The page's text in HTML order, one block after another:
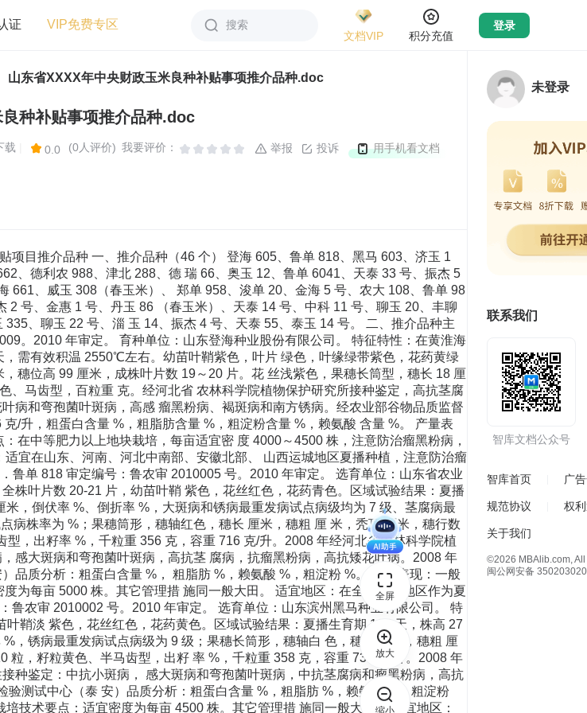
证 VIP免费专区
搜索
文档VIP
积分充值
登录
山东省XXXX年中央财政玉米良种补贴事项推介品种.doc
种补贴事项推介品种.doc
载 0.0 (0人评价) 我要评价： 投诉
举报 用手机看文档
公司。 特征特性：株型紧凑，全株叶片数 22 片，幼苗叶鞘绿 色，花丝浅红色，花药黄色。区域试验结果：夏播生育期 105 天，株高 260 厘米，穗位 107 厘米，倒伏率 %、倒折率 %，锈病最重发病试点发病病级为 7 级。果穗筒形，穗 长 厘米，穗粗 厘米，秃顶 厘米，穗行数平均 行，穗粒数 533 粒，白轴，黄粒、半马齿型，出籽率 %，千粒重 330 克，容重 731 克/升。2008 年经河北省 农林科学院植物保护研究所抗病性接种鉴定：感小斑病、大 斑病和弯孢菌叶斑病，中抗茎腐病和瘤黑粉病，高抗矮花叶 病。2008 年经农业部谷物品质监督检验测试中心（泰安） 品质分析：粗蛋白含量 %，粗脂肪 %，赖氨酸 %，粗淀粉 %。 产量表现：一般亩产 650 公斤左右。 栽培技术要点：适宜密度为每亩 4500 株，其它管理措 施同一般大田。 适宜地区：在全省适宜地区作为夏玉米品种推广利用。 12. 津北 288 审定编号：鲁农审 2009004 号。2009 年审定。 引种单位：泰安市五岳泰山种业有限公司从辽宁省北票 市兴业玉米高新技术研究所引进。 特征特性：株型紧凑，全株叶片数 19-20 片，幼苗叶鞘 紫色，花丝粉红色，花药黄色。区域试验结果：夏播生育 期 102 天，株高 255 厘米，穗位 111 厘米，倒伏率 %、 倒折率 %，粗缩病最重发病试点发病率为 %。果穗 长筒形，穗长 厘米，穗粗 厘米，秃顶 厘米，穗 行数平均 行，穗粒数 493 粒，白轴，黄粒、半马齿型， 出籽率 %，千粒重 301 克，容重 701 克/升。2006 年经 河北省农林科学院植物保护研究所抗病性接种鉴定：中抗小 斑病，抗大斑病，感弯孢菌叶斑病，高抗茎腐病和瘤黑粉病， 感矮花叶病。2006 年经农业部谷物品质监督检验测试中心 （泰安）品质分析：粗蛋白含量 %，粗脂肪 %，赖氨 酸 %，粗淀粉 %。 产量表现：一般亩产 600 公斤左右。 栽培技术要点：适宜密度为每亩 4000-4500 株，其它管 理措施同一般大田。 适宜地区：在全省适宜地区作为夏玉米品种推广利用。 13. 德瑞 66 审定编号：鲁农审 2009005 号。2009 年审定。 育种单位：临沂市金大庆种业有限公司。 特征特性：株型紧凑，全株叶片数 19-20 片，幼苗叶鞘 淡紫色，花丝粉红色，花药黄色。区域试验结果：夏播生育 期 104 天，株高 272 厘米，穗位 121 厘米，倒伏率 %、 倒折率 %，小斑病最重发病试点发病病级为 7 级。果穗 筒形，穗长 厘米，穗粗 厘米，秃顶 厘米，穗行 数平均 行，穗粒数 575 粒，白轴，黄粒、半硬粒型， 出籽率 %，千粒重 297 克，容重 720 克/升。2006 年经 河北省农林科学院植物保护研究所抗病性接种鉴定：高感小 斑病，抗大斑病，高感弯孢菌叶斑病，中抗茎腐病，抗瘤黑 粉病，中抗矮花叶病。2006 年经农业部谷物品质监督检验 测试中心（泰安）品质分析：粗蛋白含量 %，粗脂肪 %，赖氨酸 %，粗淀粉 %。 产量表现：一般亩产 600 公斤左右。 栽培技术要点：适宜密度为每亩 4500 株，其它管理措 施同一般大田。 适宜地区：在全省适宜地区作为夏玉米品种推广利用。 在小斑病和弯孢菌叶斑病重发区慎用。 14.奥玉 12 审定编号：鲁农审 2009006 号。2009 年审定。 育种单位：北京奥瑞金种业股份有限公司。 特征特性：株型紧凑，全株叶片数 22 片，幼苗叶鞘浅 紫色，花丝绿色，花药浅紫色。区域试验结果：夏播生育 期 102 天，株高 258 厘米，穗位 113 厘米，倒伏率 %、 倒折率 %。果穗长筒形，穗长 厘米，穗粗 厘米， 秃顶 厘米，穗行数平均 行，穗粒数 494 粒，白轴， 黄粒、马齿型，出籽率 %，千粒重 362 克，容重 740 克 /升。2006 年经河北省农林科学院植物保护研究所抗病性接 种鉴定：中抗小斑病和大斑病，感弯孢菌叶斑病,中抗茎腐 病，抗瘤黑粉病和矮花叶病。2006 年经农业部谷物品质监 督检验测试中心（泰安）品质分析：粗蛋白含量 %，粗 脂肪 %，赖氨酸 %，粗淀粉 %。 产量表现：一般亩产 600 公斤左右。 栽培技术要点：适宜密度为每亩 4000 株，其它管理措 施同一般大田。 适宜地区：在全省适宜地区作为夏玉米品种推广利用。 15.鲁单 6041 审定编号：鲁农审 2009007 号。2009 年审定。 育种单位：山东省农业科学院玉米研究所。 特征特性：株型紧凑，全株叶片数 21-22 片，幼苗叶鞘 红色，花丝红色，花药红色。区域试验结果：夏播生育期 104 天，株高 291 厘米，穗位 122 厘米，倒伏率 %、倒折率 %，小斑病最重发病试点发病病级为 7 级、茎腐病最重发 病试点发病率为 %。果穗筒形，穗长 厘米，穗粗 厘米，秃顶 厘米，穗行数平均 行，穗粒数 536 粒，白轴，黄粒、半硬粒型，出籽率 %，千粒重 335 克， 容重 749 克/升。2006 年经河北省农林科学院植物保护研究 所抗病性接种鉴定：感小斑病，中抗大斑病，高感弯孢菌叶 斑病，中抗茎腐病，感瘤黑粉病和矮花叶病。2006 年经农 业部谷物品质监督检验测试中心（泰安）品质分析：粗蛋白 含量 %，粗脂肪 %，赖氨酸 %，粗淀粉 %。 产量表现：一般亩产 600 公斤左右。 栽培技术要点：适宜密度为每亩 4000 株，其它管理措 施同一般大田。 适宜地区：在全省适宜地区作为夏玉米品种推广利用。 在弯孢菌叶斑病和茎腐病重发区慎用。 17.振杰 5 号 审定编号：鲁农审 2009009 号。2009 年审定。 育种单位：聊城市华丰玉米育种研究所。 特征特性：株型半紧凑，全株叶片数 20-21 片，幼苗叶 鞘紫色，花丝浅红色，花药淡黄色。区域试验结果：夏播生 育期 104 天，株高 269 厘米，穗位 105 厘米，倒伏率 %、 倒折率 %。果穗筒形，穗长 厘米，穗粗 厘米， 秃顶 厘米，穗行数平均 行，穗粒数 542 粒，白轴， 黄白粒、半马齿型，出籽率 %，千粒重 344 克，容重 712 克/升。2006 年经河北省农林科学院植物保护研究所抗病性 接种鉴定：中抗小斑病，抗大斑病和弯孢菌叶斑病，中抗茎 腐病，抗瘤黑粉病和矮花叶病。2006 年经农业部谷物品质 监督检验测试中心（泰安）品质分析：粗蛋白含量 %， 粗脂肪 %，赖氨酸 %，粗淀粉 %。粗淀粉含量 达到高淀粉玉米 2 级标准。 产量表现：一般亩产 600 公斤左右。 栽培技术要点：适宜密度为每亩 4000-4500 株，其它管 理措施同一般大田。 适宜地区：建议常委会审定，在全省适宜地区作为夏玉 米品种推广利用。 18. 德玉四号 审定编号：鲁农审 2009010 号。2009 年审定。 育种单位：德州市种业公司。 特征特性：株型紧凑，全株叶片数 19-20 片，幼苗叶鞘 紫色，花丝粉红色，花药黄色。区域试验结果：夏播生育 期 101 天，株高 252 厘米，穗位 112 厘米，倒伏率 %、 倒折率 %，锈病最重发病试点发病病级为 7 级。果穗筒 形，穗长 厘米，穗粗 厘米，秃顶 厘米，穗行数 平均 行，穗粒数 550 粒，白轴，红粒、半马齿型，出 籽率 %，千粒重 298 克，容重 730 克/升。2006 年经河 北省农林科学院植物保护研究所抗病性接种鉴定：中抗小斑 病，抗大斑病，感弯孢菌叶斑病，中抗茎腐病，抗瘤黑粉病， 中抗矮花叶病。2006 年经农业部谷物品质监督检验测试中 心（泰安）品质分析：粗蛋白含量 %，粗脂肪 %，赖 氨酸 %，粗淀粉 %。粗淀粉含量达到高淀粉玉米 2 级标准。 产量表现：一般亩产 600 公斤左右。 栽培技术要点：适宜密度为每亩 4500 株，其它管理措 施同一般大田。 适宜地区：在全省适宜地区作为夏玉米品种推广利用。 19. 美锋 0808 审定编号：鲁农审 2009011 号。2009 年审定。 育种单位：辽宁东亚种业有限公司山东分公司。 特征特性：株型紧凑，全株叶片数 21 片，幼苗叶鞘红 色，花丝浅红色，花药黄色。区域试验结果：夏播生育期 102 天，株高 248 厘米，穗位 105 厘米，倒伏率 %、倒折率 %，锈病最重发病试点发病病级为 7 级。果穗筒形，穗 长 厘米，穗粗 厘米，秃顶 厘米，穗行数平均 行，穗粒数 500 粒，白轴，黄粒、半马齿型，出籽率 %，千粒重 311 克，容重 739 克/升。2006 年经河北省 农林科学院植物保护研究所抗病性接种鉴定：感小斑病，抗 大斑病，感弯孢菌叶斑病，高抗茎腐病，抗瘤黑粉病，抗矮 花叶病。2006 年经农业部谷物品质监督检验测试中心（泰 安）品质分析：粗蛋白含量 %，粗脂肪 %，赖氨酸 %，粗淀粉 %。粗淀粉含量达到高淀粉玉米 2 级标 准。 产量表现：一般亩产 600 公斤左右。 栽培技术要点：适宜密度为每亩 4500 株，其它管理措 施同一般大田。 适宜地区：在全省适宜地区作为夏玉米品种推广利用。 20．丰玉 4 号 审定编号：鲁农审 2009012 号。2009 年审定。 引种单位：莱州市永安丰华种苗研究所、河北华丰种业 开发有限公司。 特征特性：株型紧凑，全株叶片数 19-20 片，幼苗叶鞘 深紫色，花丝紫色，花药淡紫色。引种试验结果：夏播生育 期 106 天，株高 251 厘米，穗位 104 厘米，倒伏率 %、 倒折率 %，锈病最重发病试点发病病级为 7 级、茎腐病 最重发病试点发病率为 %、瘤黑粉病最重发病试点发病 率为 %。果穗筒形，穗长 厘米，穗粗 厘米，无 秃顶，穗行数平均 行，穗粒数 517 粒，白轴，黄粒、 半马齿型，出籽率 %，千粒重 310 克，容重 731 克/升。2007 年经河北省农林科学院植物保护研究所抗病性接种鉴定： 中抗小斑病，感大斑病、弯孢菌叶斑病，中抗茎腐病，感瘤 黑粉病，高抗矮花叶病。2007 年经农业部谷物品质监督检 验测试中心（泰安）品质分析：粗蛋白含量 %，粗脂肪 %，赖氨酸 %，粗淀粉 %。 产量表现：一般亩产 600 公斤左右。 栽培技术要点：适宜密度为每亩 4500-5000 株，其它管 理措施同一般大田。 适宜地区：在全省适宜地区作为夏玉米品种推广利用。 在茎腐病重发区慎用。 21.登海 661 审定编号：鲁农审 2009013 号。2009 年审定。 育种单位：山东登海种业股份有限公司。 特征特性：株型紧凑，根系发达，全株叶片数 19-20 片， 幼苗叶鞘紫色，花丝黄绿色，花药浅紫色。2008 年品比试 验结果：夏播生育期 110 天，比郑单 958 长 5 天左右，株 高 232 厘米，植株较矮，穗位 93 厘米，倒伏率 %、倒折 率 %，抗倒伏，茎腐病最重发病试点发病率为 %。 果穗筒形，穗长 厘米，穗粗 厘米，秃顶 厘米， 穗行数平均 行，穗粒数 530 粒，红轴，黄粒、半马齿 型，出籽率 %，千粒重 343 克，容重 700 克/升。2007 年经河北省农林科学院植物保护研究所抗病性接种鉴定：感 小斑病，中抗大斑病、弯孢菌叶斑病和茎腐病，高抗瘤黑粉 病，中抗矮花叶病。 产量表现：一般亩产 650 公斤左右，生产潜力较大。 栽培技术要点：亩产 700-900 公斤种植密度 3500-4000 株/亩，亩产 1000 公斤左右种植密度 4800 株左右。按照每 增加 100 公斤干籽粒需增加 3 公斤纯氮、-2 公斤纯磷、3 公斤纯钾的要求全量施肥，其它管理措施同一般高产大田。 适宜地区：作为高产攻关品种在高肥高水条件下利用。 22. 威玉 308 审定编号：鲁农审 2009014 号。2009 年审定。 育种单位：威海市农业科学院。 特征特性：株型半紧凑，全株叶片数 18-20 片，幼苗叶 鞘紫色，花丝淡紫色，花药淡紫色。区域试验结果：春播生 育期 121 天，株高 277 厘米，穗位 122 厘米，倒伏率 %、 倒折率 %。果穗粗筒形，穗长 厘米，穗粗 厘米， 秃顶 厘米，穗行数平均 行，穗粒数 粒，白轴， 黄粒、半马齿型，出籽率 %，千粒重 373 克，容重 728 克/升。2006 年经河北省农林科学院植物保护研究所抗病性 接种鉴定：抗大、小叶斑病，中抗弯孢菌叶斑病，高抗茎腐 病，感瘤黑粉病，抗矮花叶病。2006 年经农业部谷物品质 监督检验测试中心（泰安）品质分析：粗蛋白含量 %， 粗脂肪含量 %，赖氨酸含量 %，粗淀粉含量 %。 产量表现：一般亩产 600 公斤左右。 栽培技术要点：适宜密度为每亩 3700 株，其它管理措 施同一般春玉米大田。 适宜地区：在胶东地区作为春玉米品种推广利用。 23. 郑单 958 审定编号：鲁种审字第 0319 号。2000 年审定。 育种单位：河南省农科院粮作所 特征特性：株型紧凑，耐密性好。夏播生育期 103 天左 右，株高 250 厘米左右，穗位 111 厘米左右，穗长 厘 米，穗行数 14-16 行，穗粒数 粒，千粒重 克/升， 果穗筒形，穗轴白色，籽粒黄色，偏马齿型。抗大斑病、小 斑病和黑粉病，高抗矮花叶病，感茎腐病。籽粒粗蛋白质含 量 ％，粗脂肪 ％，粗淀粉 ％，赖氨酸 ％。 产量表现：一般亩产 600 公斤左右。 栽培技术要点：适宜密度 3500-4500 株/亩。苗期发育 较慢，注意增施磷钾肥提苗，重施拔节肥；大喇叭口期防治 玉米螟。 适宜地区：在全省适宜地区推广利用。 24. 浚单 20 审定编号：国审玉 2003054。2003 年审定。 育种单位：河南省浚县农业科学研究所 特征特性：株型紧凑、清秀，生育期 103 天左右，株高 242 厘米左右，穗位 106 厘米左右。果穗筒型，穗长 厘 米，穗行数 16 行，穗轴白色，籽粒黄色，半马齿型，百粒 重 32 克。感大斑病、抗小班病，感黑粉病，中抗茎腐病， 高抗矮花叶病，中抗弯孢菌叶斑病，抗玉米螟。籽粒容重为 758 克/升，粗蛋白含量 %，粗脂肪含量 %，粗淀粉 含量 %，赖氨酸含量 %。 产量表现：一般亩产 600 公斤左右。 栽培要点：适宜密度为 4000-4500 株/亩。 适宜地区：适宜在河南、河北中南部、山东、陕西、江 苏、安徽、山西运城夏玉米区种植。 25. 金海 5 号 审定编号：鲁农审字[2003]005 号。2003 年审定。 育种单位：莱州市金海作物研究所有限公司 特征特性：该杂交种株型紧凑，生育期 105 天左右，株 高 245 厘米左右，穗位 92 厘米，较抗倒伏。果穗长筒型， 穗行数 14-16 行，果穗穗长 厘米，穗
未登录
联系我们
智库文档公众号
智库首页 广
规范协议 权
关于我们
©2026 MBAlib.com,
闽公网安备
全屏
放大
缩小